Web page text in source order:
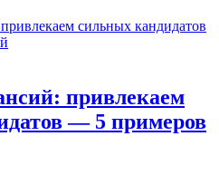
привлекаем
— 5 примеров